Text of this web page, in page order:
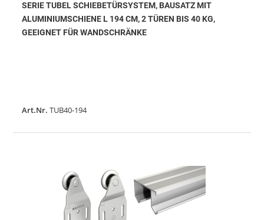
SERIE TUBEL SCHIEBETÜRSYSTEM, BAUSATZ MIT
ALUMINIUMSCHIENE L 194 CM, 2 TÜREN BIS 40 KG,
GEEIGNET FÜR WANDSCHRÄNKE
Art.Nr. TUB40-194